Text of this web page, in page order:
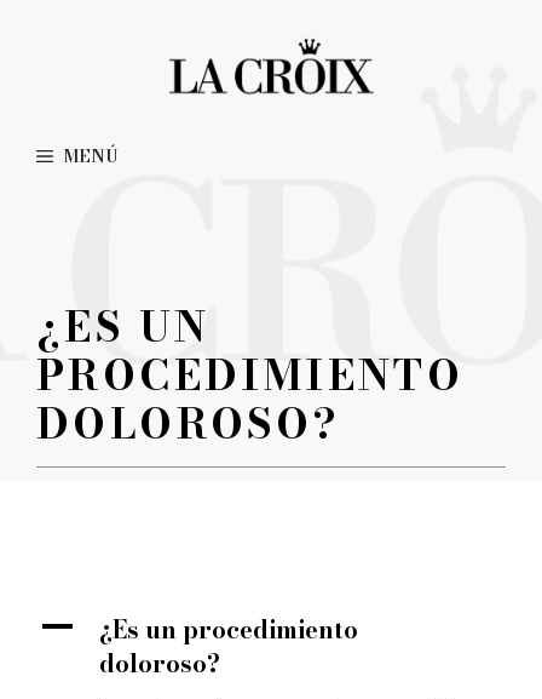
MENÚ
¿ES UN
PROCEDIMIENTO
DOLOROSO?
A
¿Es un procedimiento
doloroso?